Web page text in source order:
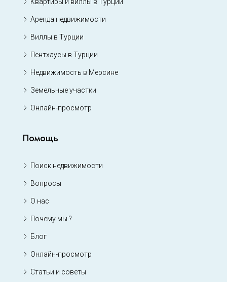
Аренда недвижимости
Виллы в Турции
Пентхаусы в Турции
Недвижимость в Мерсине
Земельные участки
Онлайн-просмотр
Помощь
Поиск недвижимости
Вопросы
О нас
Почему мы ?
Блог
Онлайн-просмотр
Статьи и советы